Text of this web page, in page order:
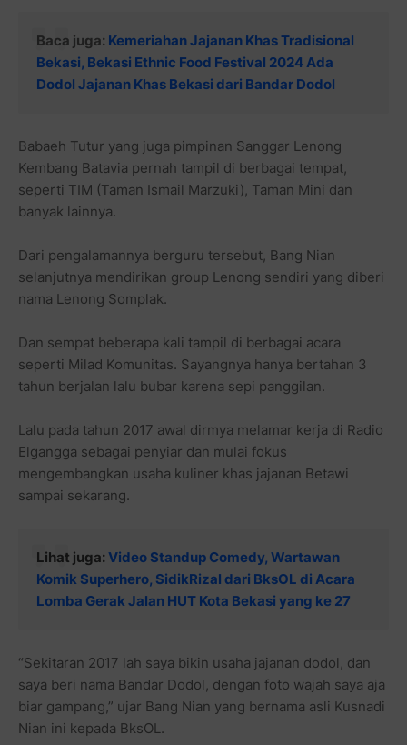
Baca juga: Kemeriahan Jajanan Khas Tradisional
Bekasi, Bekasi Ethnic Food Festival 2024 Ada
Dodol Jajanan Khas Bekasi dari Bandar Dodol
Babaeh Tutur yang juga pimpinan Sanggar Lenong
Kembang Batavia pernah tampil di berbagai tempat,
seperti TIM (Taman Ismail Marzuki), Taman Mini dan
banyak lainnya.
Dari pengalamannya berguru tersebut, Bang Nian
selanjutnya mendirikan group Lenong sendiri yang diberi
nama Lenong Somplak.
Dan sempat beberapa kali tampil di berbagai acara
seperti Milad Komunitas. Sayangnya hanya bertahan 3
tahun berjalan lalu bubar karena sepi panggilan.
Lalu pada tahun 2017 awal dirmya melamar kerja di Radio
Elgangga sebagai penyiar dan mulai fokus
mengembangkan usaha kuliner khas jajanan Betawi
sampai sekarang.
Lihat juga: Video Standup Comedy, Wartawan
Komik Superhero, SidikRizal dari BksOL di Acara
Lomba Gerak Jalan HUT Kota Bekasi yang ke 27
“Sekitaran 2017 lah saya bikin usaha jajanan dodol, dan
saya beri nama Bandar Dodol, dengan foto wajah saya aja
biar gampang,” ujar Bang Nian yang bernama asli Kusnadi
Nian ini kepada BksOL.